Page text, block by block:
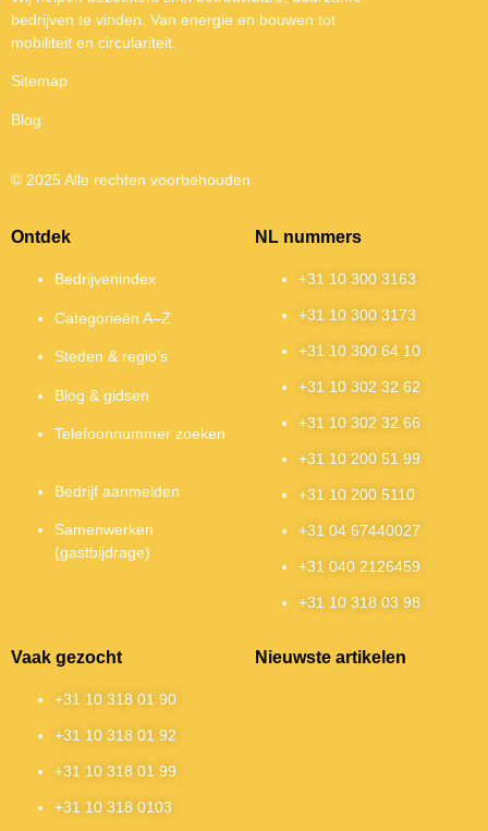
bedrijven te vinden. Van energie en bouwen tot
mobiliteit en circulariteit.
Sitemap
Blog
© 2025 Alle rechten voorbehouden
Ontdek
Bedrijvenindex
Categorieën A–Z
Steden & regio’s
Blog & gidsen
Telefoonnummer zoeken
Bedrijf aanmelden
Samenwerken
(gastbijdrage)
NL nummers
+31 10 300 3163
+31 10 300 3173
+31 10 300 64 10
+31 10 302 32 62
+31 10 302 32 66
+31 10 200 51 99
+31 10 200 5110
+31 04 67440027
+31 040 2126459
+31 10 318 03 98
Vaak gezocht
+31 10 318 01 90
+31 10 318 01 92
+31 10 318 01 99
+31 10 318 0103
Nieuwste artikelen